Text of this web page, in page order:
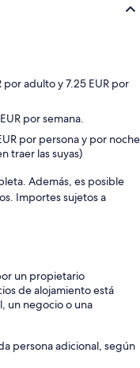
adulto y 7.25 EUR por
por semana.
por persona y por noche
traer las suyas)
Además, es posible
Importes sujetos a
un propietario
de alojamiento está
un negocio o una
persona adicional, según